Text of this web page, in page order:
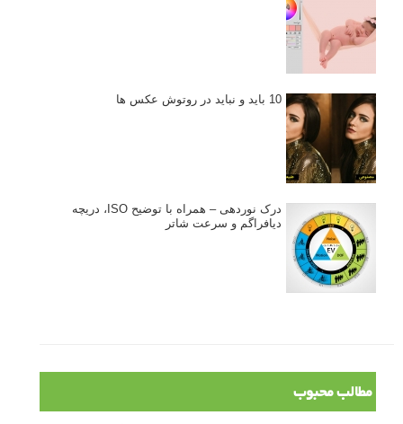
10 باید و نباید در روتوش عکس ها
درک نوردهی – همراه با توضیح ISO، دریچه
دیافراگم و سرعت شاتر
مطالب محبوب